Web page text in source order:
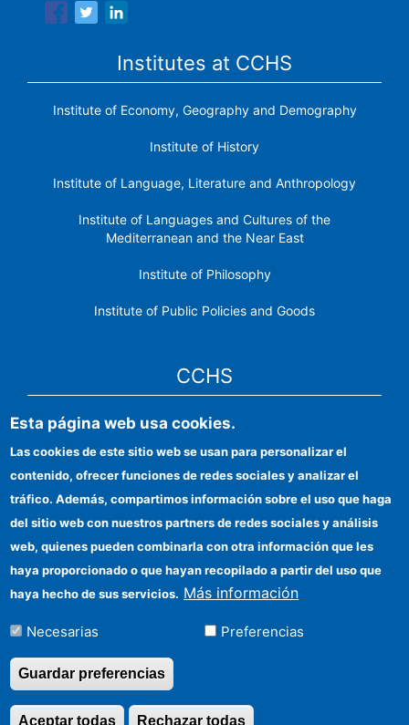
Institutes at CCHS
Institute of Economy, Geography and Demography
Institute of History
Institute of Language, Literature and Anthropology
Institute of Languages ​​and Cultures of the
Mediterranean and the Near East
Institute of Philosophy
Institute of Public Policies and Goods
CCHS
CSIC Electronic Office
Institutional identity
Information for providers
FEDER funds
Funding entities
Contact
Location
Esta página web usa cookies.
Las cookies de este sitio web se usan para personalizar el
contenido, ofrecer funciones de redes sociales y analizar el
tráfico. Además, compartimos información sobre el uso que haga
del sitio web con nuestros partners de redes sociales y análisis
web, quienes pueden combinarla con otra información que les
haya proporcionado o que hayan recopilado a partir del uso que
haya hecho de sus servicios. Más información
Necesarias Preferencias
Guardar preferencias
Rechazar todas
Aceptar todas